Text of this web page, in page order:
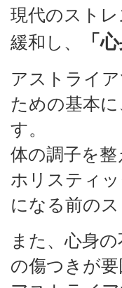
現代のスト
緩和し、
「
アストライ
ための基本
す。
体の調子を
ホリスティ
になる前の
また、心身
の傷つきが